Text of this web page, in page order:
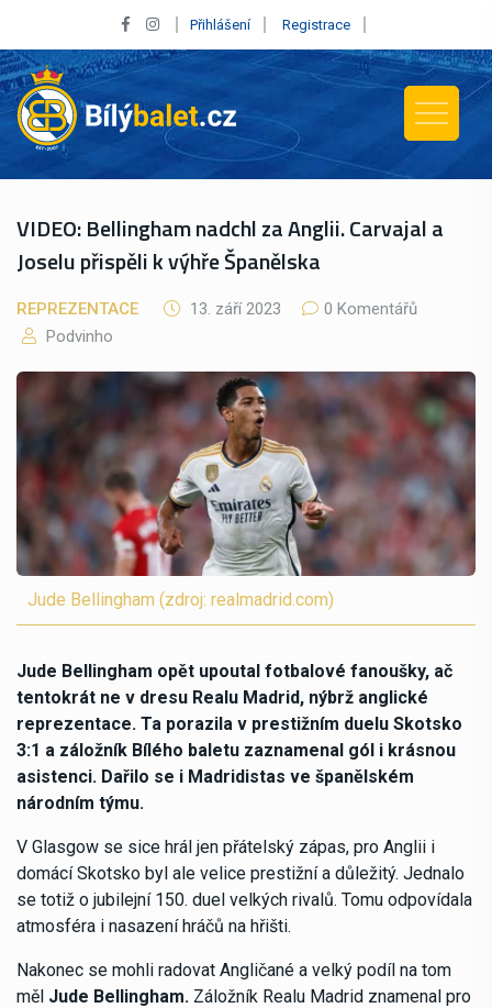
Přihlášení Registrace
VIDEO: Bellingham nadchl za Anglii. Carvajal a
Joselu přispěli k výhře Španělska
REPREZENTACE 13. září 2023
0 Komentářů
Podvinho
Jude Bellingham (zdroj: realmadrid.com)
Jude Bellingham opět upoutal fotbalové fanoušky, ač
tentokrát ne v dresu Realu Madrid, nýbrž anglické
reprezentace. Ta porazila v prestižním duelu Skotsko
3:1 a záložník Bílého baletu zaznamenal gól i krásnou
asistenci. Dařilo se i Madridistas ve španělském
národním týmu.
V Glasgow se sice hrál jen přátelský zápas, pro Anglii i
domácí Skotsko byl ale velice prestižní a důležitý. Jednalo
se totiž o jubilejní 150. duel velkých rivalů. Tomu odpovídala
atmosféra i nasazení hráčů na hřišti.
Nakonec se mohli radovat Angličané a velký podíl na tom
měl Jude Bellingham. Záložník Realu Madrid znamenal pro